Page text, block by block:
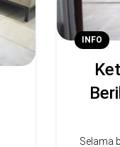
INFO
Selama